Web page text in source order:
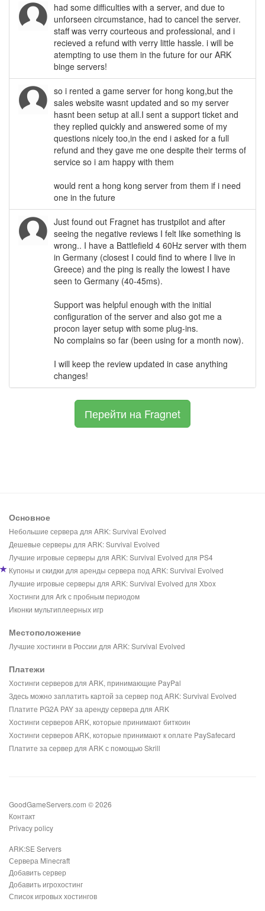
had some difficulties with a server, and due to
unforseen circumstance, had to cancel the server.
staff was verry courteous and professional, and i
recieved a refund with verry little hassle. i will be
atempting to use them in the future for our ARK
binge servers!
so i rented a game server for hong kong,but the
sales website wasnt updated and so my server
hasnt been setup at all.I sent a support ticket and
they replied quickly and answered some of my
questions nicely too,in the end i asked for a full
refund and they gave me one despite their terms of
service so i am happy with them
would rent a hong kong server from them if i need
one in the future
Just found out Fragnet has trustpilot and after
seeing the negative reviews I felt like something is
wrong.. I have a Battlefield 4 60Hz server with them
in Germany (closest I could find to where I live in
Greece) and the ping is really the lowest I have
seen to Germany (40-45ms).
Support was helpful enough with the initial
configuration of the server and also got me a
procon layer setup with some plug-ins.
No complains so far (been using for a month now).
I will keep the review updated in case anything
changes!
Перейти на Fragnet
Основное
Небольшие сервера для ARK: Survival Evolved
Дешевые серверы для ARK: Survival Evolved
Лучшие игровые серверы для ARK: Survival Evolved для PS4
Купоны и скидки для аренды сервера под ARK: Survival Evolved
Лучшие игровые серверы для ARK: Survival Evolved для Xbox
Хостинги для Ark с пробным периодом
Иконки мультиплеерных игр
Местоположение
Лучшие хостинги в России для ARK: Survival Evolved
Платежи
Хостинги серверов для ARK, принимающие PayPal
Здесь можно заплатить картой за сервер под ARK: Survival Evolved
Платите PG2A PAY за аренду сервера для ARK
Хостинги серверов ARK, которые принимают биткоин
Хостинги серверов ARK, которые принимают к оплате PaySafecard
Платите за сервер для ARK с помощью Skrill
GoodGameServers.com © 2026
Контакт
Privacy policy
ARK:SE Servers
Сервера Minecraft
Добавить сервер
Добавить игрохостинг
Список игровых хостингов